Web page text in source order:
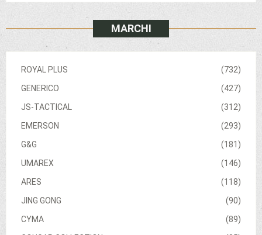
MARCHI
(732)
ROYAL PLUS
(427)
GENERICO
(312)
JS-TACTICAL
(293)
EMERSON
(181)
G&G
(146)
UMAREX
(118)
ARES
(90)
JING GONG
(89)
CYMA